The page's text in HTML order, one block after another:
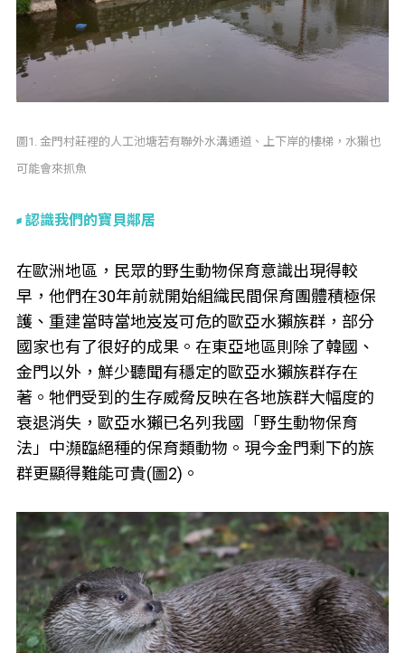
圖1. 金門村莊裡的人工池塘若有聯外水溝通道、上下岸的樓梯，水獺也
可能會來抓魚
認識我們的寶貝鄰居
在歐洲地區，民眾的野生動物保育意識出現得較
早，他們在30年前就開始組織民間保育團體積極保
護、重建當時當地岌岌可危的歐亞水獺族群，部分
國家也有了很好的成果。在東亞地區則除了韓國、
金門以外，鮮少聽聞有穩定的歐亞水獺族群存在
著。牠們受到的生存威脅反映在各地族群大幅度的
衰退消失，歐亞水獺已名列我國「野生動物保育
法」中瀕臨絕種的保育類動物。現今金門剩下的族
群更顯得難能可貴(圖2)。